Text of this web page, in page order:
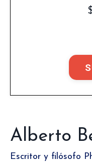
Alberto
Escritor y filósofo